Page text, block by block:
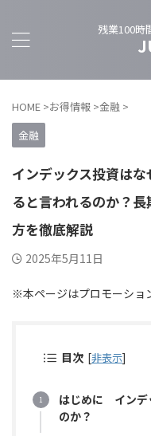
残業100時
HOME >お得情報 >金融 >
金融
インデックス投資は
ると言われるのか？
方を徹底解説
2025年5月11日
※本ページはプロモーショ
目次 [非表示]
はじめに インデ
のか？